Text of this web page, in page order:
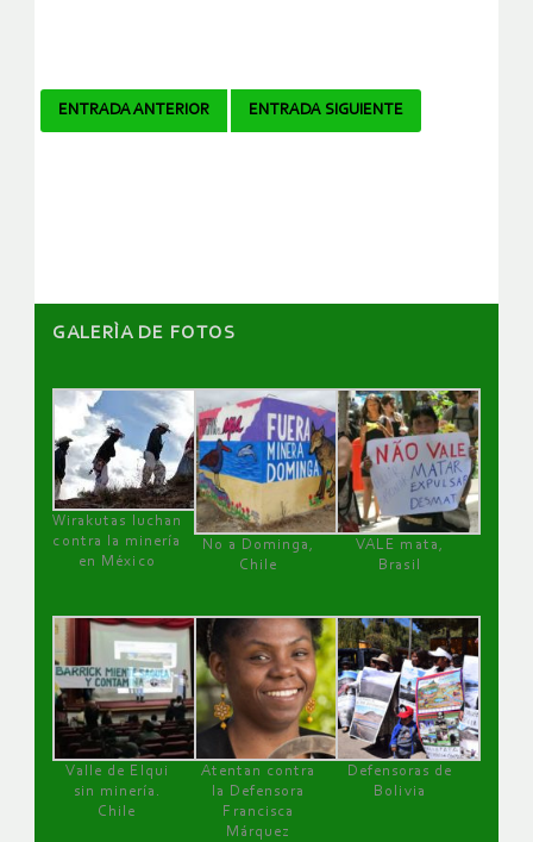
Navegador
ENTRADA ANTERIOR ENTRADA SIGUIENTE
GALERÌA DE FOTOS
Wirakutas luchan
contra la minería
en México
No a Dominga,
Chile
VALE mata,
Brasil
Valle de Elqui
sin minería.
Chile
Atentan contra
la Defensora
Francisca
Márquez
Defensoras de
Bolivia